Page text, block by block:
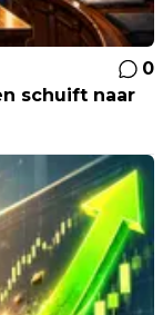
0
schuift naar